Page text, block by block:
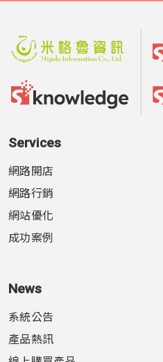
Services
網路開店
網路行銷
網站優化
成功案例
News
系統公告
產品熱訊